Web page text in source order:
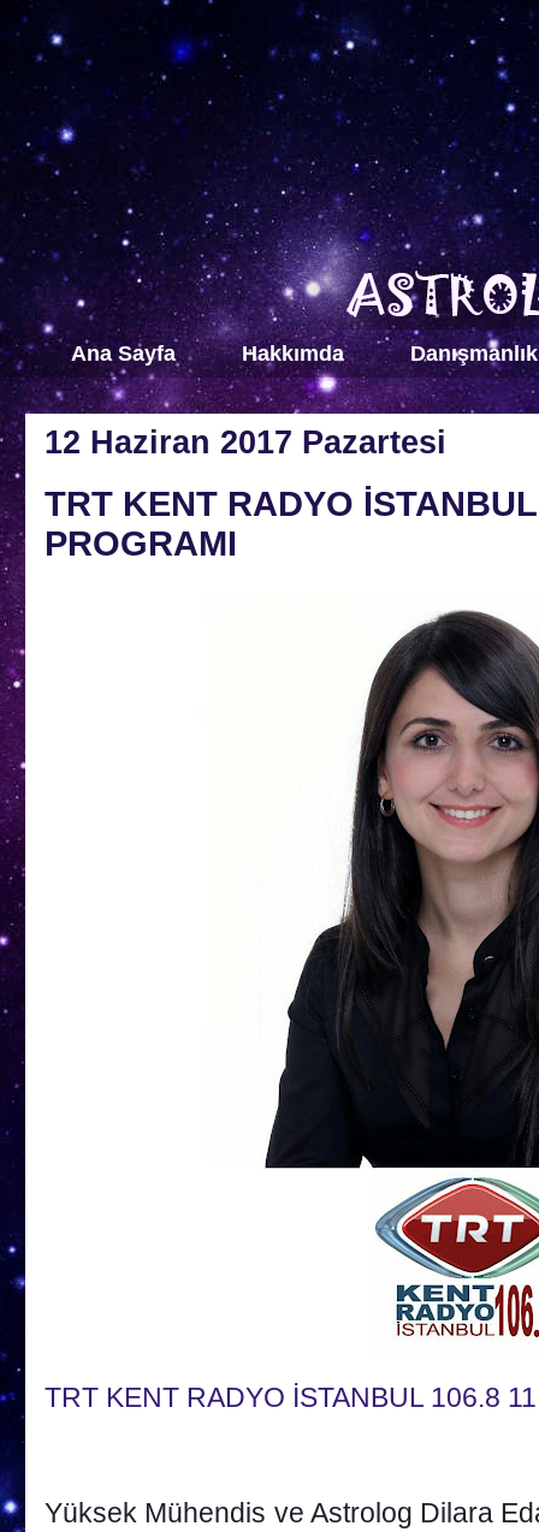
Ana Sayfa Hakkımda Danışmanlık
12 Haziran 2017 Pazartesi
TRT KENT RADYO
PROGRAMI
TRT KENT RADYO İSTANBUL 106.8
Yüksek Mühendis ve Astrolog Dilara